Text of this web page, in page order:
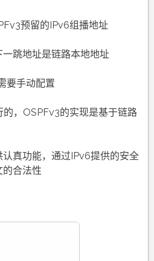
预留的IPv6组播地址
跳地址是链路本地地址
要手动配置
，OSPFv3的实现是基于链路
真功能，通过IPv6提供的安全
合法性